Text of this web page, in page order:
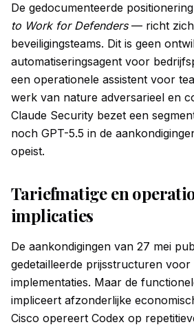
De gedocumenteerde
to Work for Defenders— richt zich
beveiligingsteams. Dit is geen
automatiseringsagent voor
een operationele assistent voor
werk van nature adversarieel en
Claude Security bezet een
noch GPT-5.5 in de
opeist.
Tariefmatige en
implicaties
De aankondigingen van 27 mei
gedetailleerde prijsstructuren
implementaties. Maar de
impliceert afzonderlijke
Cisco opereert Codex op